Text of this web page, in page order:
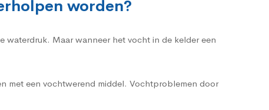
worden?
waterdruk. Maar wanneer het vocht in de kelder een
met een vochtwerend middel. Vochtproblemen door